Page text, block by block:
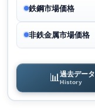
鉄鋼市場価格
非鉄金属市場価格
📊過去データ
History